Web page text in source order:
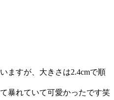
ますが、大きさは2.4cmで順
暴れていて可愛かったです笑